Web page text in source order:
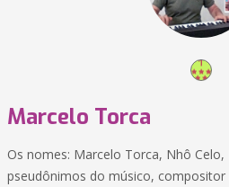
Marcelo Torca
Os nomes: Marcelo Torca, Nhô
pseudônimos do músico,